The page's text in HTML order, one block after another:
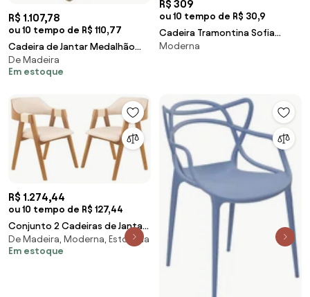
R$ 1.107,78
ou 10 tempo de R$ 110,77
Cadeira de Jantar Medalhão
Lisa Sem Braço Capuccino -
Wood Prime 55124 Liso
De Madeira
Em estoque
R$ 309
ou 10 tempo de R$ 30,9
Cadeira Tramontina Sofia
Encosto Horizontal Grafite em
Moderna
R$ 1.274,44
ou 10 tempo de R$ 127,44
Conjunto 2 Cadeiras de Jantar
Ottawa Amêndoa Linho Off
White
De Madeira, Moderna, Estofada
Em estoque